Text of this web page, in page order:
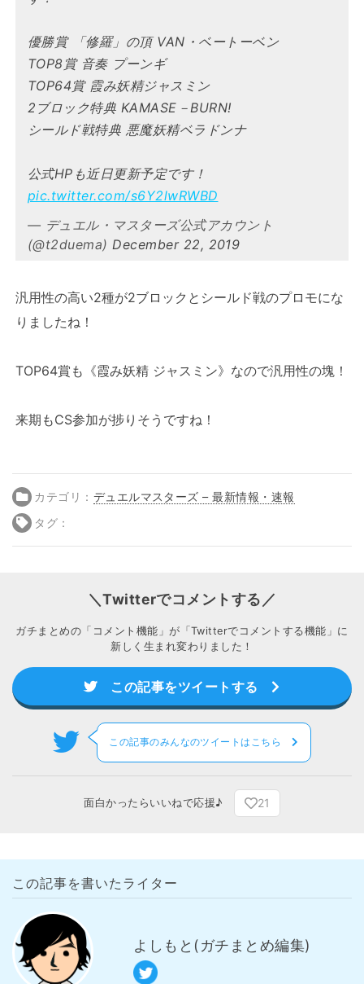
優勝賞 「修羅」の頂 VAN・ベートーベン
TOP8賞 音奏 プーンギ
TOP64賞 霞み妖精ジャスミン
2ブロック特典 KAMASE－BURN!
シールド戦特典 悪魔妖精ベラドンナ
公式HPも近日更新予定です！
pic.twitter.com/s6Y2lwRWBD
— デュエル・マスターズ公式アカウント
(@t2duema)December 22, 2019
汎用性の高い2種が2ブロックとシールド戦のプロモにな
りましたね！
TOP64賞も《霞み妖精 ジャスミン》なので汎用性の塊！
来期もCS参加が捗りそうですね！
カテゴリ： デュエルマスターズ – 最新情報・速報
タグ：
＼Twitterでコメントする／
ガチまとめの「コメント機能」が「Twitterでコメントする機能」に
新しく生まれ変わりました！
この記事をツイートする
この記事のみんなのツイートはこちら
面白かったらいいねで応援♪ 21
この記事を書いたライター
よしもと(ガチまとめ編集)